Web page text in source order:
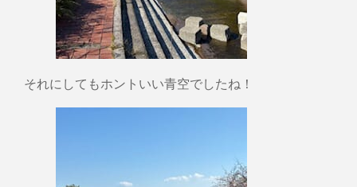
それにしてもホントいい青空でしたね！